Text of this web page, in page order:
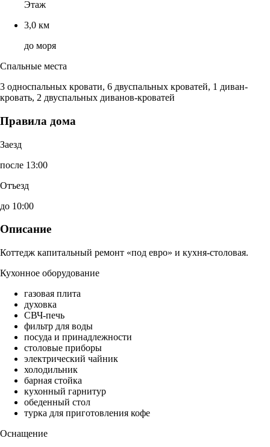
Этаж
3,0 км
до моря
Спальные места
3 односпальных кровати, 6 двуспальных кроватей, 1 диван-
кровать, 2 двуспальных диванов-кроватей
Правила дома
Заезд
после 13:00
Отъезд
до 10:00
Описание
Коттедж капитальный ремонт «под евро» и кухня-столовая.
Кухонное оборудование
газовая плита
духовка
СВЧ-печь
фильтр для воды
посуда и принадлежности
столовые приборы
электрический чайник
холодильник
барная стойка
кухонный гарнитур
обеденный стол
турка для приготовления кофе
Оснащение